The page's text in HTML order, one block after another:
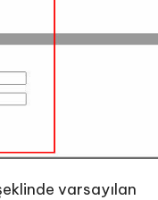
varsayılan